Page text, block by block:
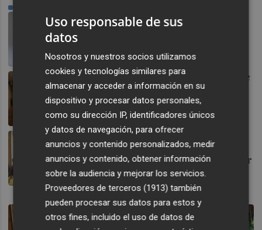
Miguel Barrachina insta al
Gobierno a "ayudar cuanto
fuego en La Vall"
PLAZA
Los grupos políticos de Onda se
unen para impulsar la
reforestación y las ayudas a los
afectados por el incendio
PLAZA
Burriana coordina con sus
centros educativos las ayudas
de 101.500 euros para climatizar
las aulas
PLAZA
Uso responsable de sus
datos
Nosotros y nuestros socios utilizamos
cookies y tecnologías similares para
almacenar y acceder a información en su
dispositivo y procesar datos personales,
como su dirección IP, identificadores únicos
y datos de navegación, para ofrecer
anuncios y contenido personalizados, medir
anuncios y contenido, obtener información
sobre la audiencia y mejorar los servicios.
Proveedores de terceros (1913) también
pueden procesar sus datos para estos y
otros fines, incluido el uso de datos de